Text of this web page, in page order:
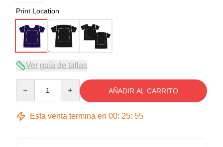
Print Location
Ver guía de tallas
AÑADIR AL CARRITO
Esta venta termina en 00: 25: 54